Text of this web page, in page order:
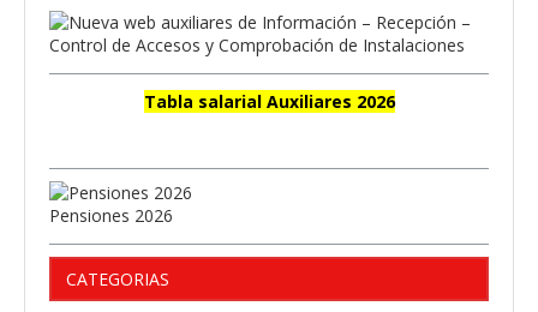
Tabla salarial Auxiliares 2026
Pensiones 2026
CATEGORIAS